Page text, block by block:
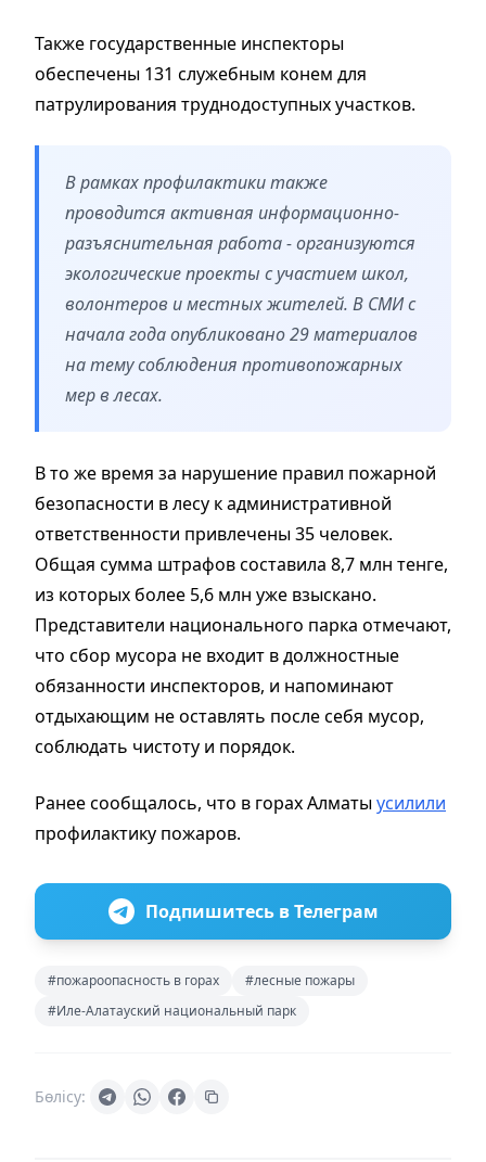
Также государственные инспекторы
обеспечены 131 служебным конем для
патрулирования труднодоступных участков.
В рамках профилактики также
проводится активная информационно-
разъяснительная работа - организуются
экологические проекты с участием школ,
волонтеров и местных жителей. В СМИ с
начала года опубликовано 29 материалов
на тему соблюдения противопожарных
мер в лесах.
В то же время за нарушение правил пожарной
безопасности в лесу к административной
ответственности привлечены 35 человек.
Общая сумма штрафов составила 8,7 млн тенге,
из которых более 5,6 млн уже взыскано.
Представители национального парка отмечают,
что сбор мусора не входит в должностные
обязанности инспекторов, и напоминают
отдыхающим не оставлять после себя мусор,
соблюдать чистоту и порядок.
Ранее сообщалось, что в горах Алматыусилили
профилактику пожаров.
Подпишитесь в Телеграм
#пожароопасность в горах
#лесные пожары
#Иле-Алатауский национальный парк
Бөлісу: